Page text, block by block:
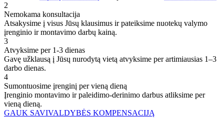
2
Nemokama konsultacija
Atsakysime į visus Jūsų klausimus ir pateiksime nuotekų valymo
įrenginio ir montavimo darbų kainą.
3
Atvyksime per 1-3 dienas
Gavę užklausą į Jūsų nurodytą vietą atvyksime per artimiausias 1–3
darbo dienas.
4
Sumontuosime įrenginį per vieną dieną
Įrenginio montavimo ir paleidimo-derinimo darbus atliksime per
vieną dieną.
GAUK SAVIVALDYBĖS KOMPENSACIJĄ